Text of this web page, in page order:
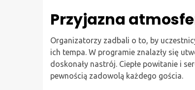
Przyjazna
Organizatorzy zadbali o to, by
ich tempa. W programie znalazły się
doskonały nastrój. Ciepłe powitanie i
pewnością zadowolą każdego gościa.